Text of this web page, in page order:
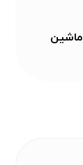
باربری آفریقا- حمل بار و اثاث منزل– ۱۰ماشین